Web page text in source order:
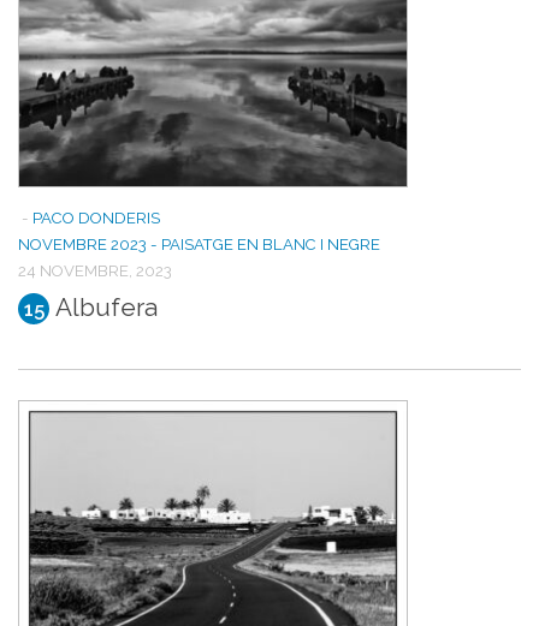
- PACO DONDERIS
NOVEMBRE 2023 - PAISATGE EN BLANC I NEGRE
24 NOVEMBRE, 2023
15 Albufera